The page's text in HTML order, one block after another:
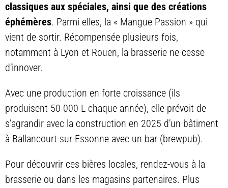
classiques aux spéciales, ainsi que des créations
éphémères. Parmi elles, la « Mangue Passion » qui
vient de sortir. Récompensée plusieurs fois,
notamment à Lyon et Rouen, la brasserie ne cesse
d’innover.
Avec une production en forte croissance (ils
produisent 50 000 L chaque année), elle prévoit de
s’agrandir avec la construction en 2025 d’un bâtiment
à Ballancourt-sur-Essonne avec un bar (brewpub).
Pour découvrir ces bières locales, rendez-vous à la
brasserie ou dans les magasins partenaires. Plus